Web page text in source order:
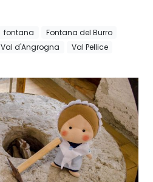
fontana
Fontana del Burro
Val d'Angrogna Val Pellice